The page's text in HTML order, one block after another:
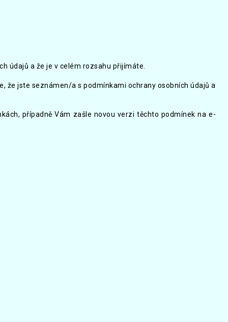
údajů a že je v celém rozsahu přijímáte.
jste seznámen/a s podmínkami ochrany osobních údajů a
případně Vám zašle novou verzi těchto podmínek na e-